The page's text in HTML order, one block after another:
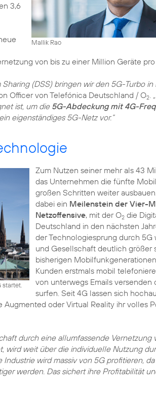
Mallik Rao
3,6
von bis zu einer Million Geräte
(DSS) bringen wir den 5G-Turbo in
Officer von Telefónica Deutschland / O2.
ist, um die5G-Abdeckung mit 4G-
eigenständiges 5G-Netz vor.“
Zum Nutzen seiner mehr als 43
das Unternehmen die fünfte
großen Schritten weiter
dabei ein Meilenstein der Vier-
Netzoffensive, mit der O2die
Deutschland in den nächsten
der Technologiesprung durch 5G
und Gesellschaft deutlich größer
bisherigen
Kunden erstmals mobil
von unterwegs Emails versenden
surfen. Seit 4G lassen sich
oder Virtual Reality ihr volles
durch eine allumfassende Vernetzung
wird weit über die individuelle Nutzung
Industrie wird massiv von 5G profitieren,
werden. Das sichert ihre Profitabilität